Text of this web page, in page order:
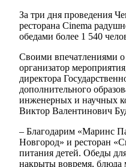
За три дня проведения
ресторана Cinema
обедами более 1 540
Своими впечатлениями о
организатор
директора
дополнительного
инженерных и научных
Виктор Валентинович
– Благодарим «Маринс
Новгород» и ресторан
питания детей. Обеды
накрыты вовремя, блюда